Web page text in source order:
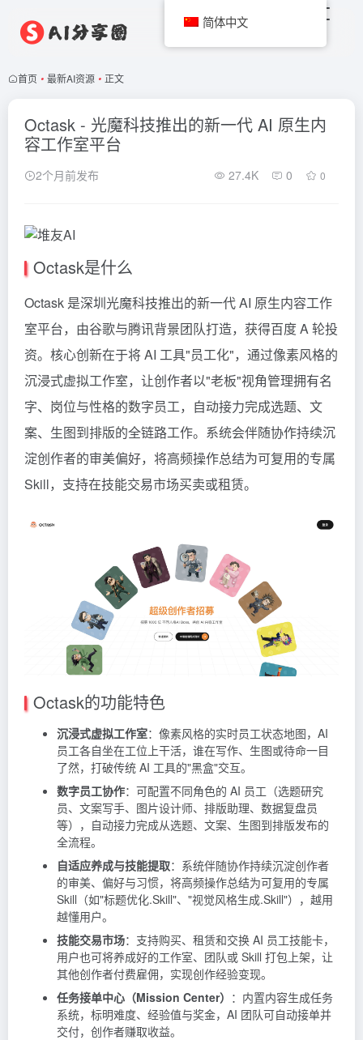
首页 • 最新AI资源 • 正文
Octask - 光魔科技推出的新一代 AI 原生内
容工作室平台
2个月前发布 27.4K 0 0
Octask是什么
Octask 是深圳光魔科技推出的新一代 AI 原生内容工作
室平台，由谷歌与腾讯背景团队打造，获得百度 A 轮投
资。核心创新在于将 AI 工具"员工化"，通过像素风格的
沉浸式虚拟工作室，让创作者以"老板"视角管理拥有名
字、岗位与性格的数字员工，自动接力完成选题、文
案、生图到排版的全链路工作。系统会伴随协作持续沉
淀创作者的审美偏好，将高频操作总结为可复用的专属
Skill，支持在技能交易市场买卖或租赁。
Octask的功能特色
沉浸式虚拟工作室：像素风格的实时员工状态地图，AI
员工各自坐在工位上干活，谁在写作、生图或待命一目
了然，打破传统 AI 工具的"黑盒"交互。
数字员工协作：可配置不同角色的 AI 员工（选题研究
员、文案写手、图片设计师、排版助理、数据复盘员
等），自动接力完成从选题、文案、生图到排版发布的
全流程。
自适应养成与技能提取：系统伴随协作持续沉淀创作者
的审美、偏好与习惯，将高频操作总结为可复用的专属
Skill（如"标题优化.Skill"、"视觉风格生成.Skill"），越用
越懂用户。
技能交易市场：支持购买、租赁和交换 AI 员工技能卡，
用户也可将养成好的工作室、团队或 Skill 打包上架，让
其他创作者付费雇佣，实现创作经验变现。
任务接单中心（Mission Center） ：内置内容生成任务
系统，标明难度、经验值与奖金，AI 团队可自动接单并
交付，创作者赚取收益。
简体中文